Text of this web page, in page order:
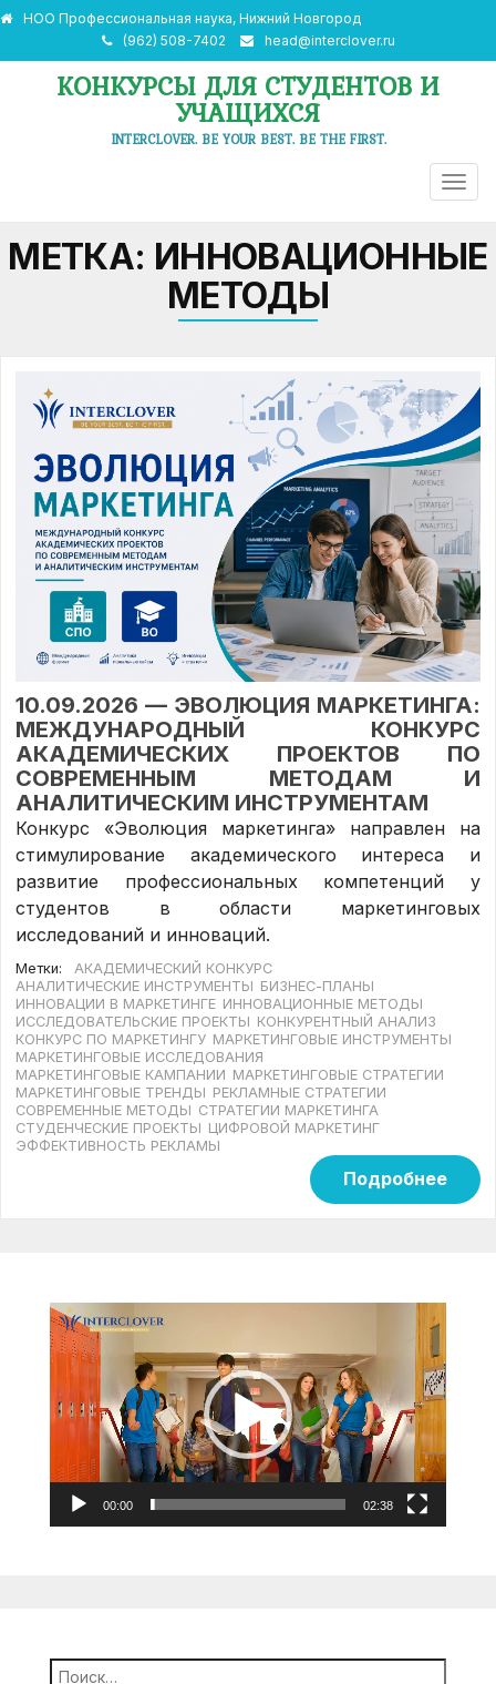
НОО Профессиональная наука, Нижний Новгород
(962) 508-7402
head@interclover.ru
КОНКУРСЫ ДЛЯ СТУДЕНТОВ И
УЧАЩИХСЯ
INTERCLOVER. BE YOUR BEST. BE THE FIRST.
МЕТКА: ИННОВАЦИОННЫЕ
МЕТОДЫ
10.09.2026 — ЭВОЛЮЦИЯ МАРКЕТИНГА:
МЕЖДУНАРОДНЫЙ КОНКУРС
АКАДЕМИЧЕСКИХ ПРОЕКТОВ ПО
СОВРЕМЕННЫМ МЕТОДАМ И
АНАЛИТИЧЕСКИМ ИНСТРУМЕНТАМ
Конкурс «Эволюция маркетинга» направлен на
стимулирование академического интереса и
развитие профессиональных компетенций у
студентов в области маркетинговых
исследований и инноваций.
Метки:
АКАДЕМИЧЕСКИЙ КОНКУРС
АНАЛИТИЧЕСКИЕ ИНСТРУМЕНТЫ БИЗНЕС-ПЛАНЫ
ИННОВАЦИИ В МАРКЕТИНГЕ ИННОВАЦИОННЫЕ МЕТОДЫ
ИССЛЕДОВАТЕЛЬСКИЕ ПРОЕКТЫ КОНКУРЕНТНЫЙ АНАЛИЗ
КОНКУРС ПО МАРКЕТИНГУ МАРКЕТИНГОВЫЕ ИНСТРУМЕНТЫ
МАРКЕТИНГОВЫЕ ИССЛЕДОВАНИЯ
МАРКЕТИНГОВЫЕ КАМПАНИИ МАРКЕТИНГОВЫЕ СТРАТЕГИИ
МАРКЕТИНГОВЫЕ ТРЕНДЫ РЕКЛАМНЫЕ СТРАТЕГИИ
СОВРЕМЕННЫЕ МЕТОДЫ СТРАТЕГИИ МАРКЕТИНГА
СТУДЕНЧЕСКИЕ ПРОЕКТЫ ЦИФРОВОЙ МАРКЕТИНГ
ЭФФЕКТИВНОСТЬ РЕКЛАМЫ
Подробнее
Видеоплеер
00:00 02:38
Найти: